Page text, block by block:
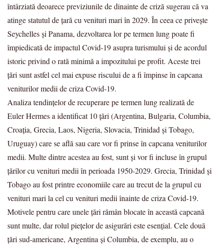
întârziată deoarece previziunile de dinainte de criză sugerau că va
atinge statutul de țară cu venituri mari în 2029. În ceea ce privește
Seychelles și Panama, dezvoltarea lor pe termen lung poate fi
împiedicată de impactul Covid-19 asupra turismului și de acordul
istoric privind o rată minimă a impozitului pe profit. Aceste trei
țări sunt astfel cel mai expuse riscului de a fi împinse în capcana
veniturilor medii de criza Covid-19.
Analiza tendințelor de recuperare pe termen lung realizată de
Euler Hermes a identificat 10 țări (Argentina, Bulgaria, Columbia,
Croația, Grecia, Laos, Nigeria, Slovacia, Trinidad și Tobago,
Uruguay) care se află sau care vor fi prinse în capcana veniturilor
medii. Multe dintre acestea au fost, sunt și vor fi incluse în grupul
țărilor cu venituri medii în perioada 1950-2029. Grecia, Trinidad și
Tobago au fost printre economiile care au trecut de la grupul cu
venituri mari la cel cu venituri medii înainte de criza Covid-19.
Motivele pentru care unele țări rămân blocate în această capcană
sunt multe, dar rolul piețelor de asigurări este esențial. Cele două
țări sud-americane, Argentina și Columbia, de exemplu, au o